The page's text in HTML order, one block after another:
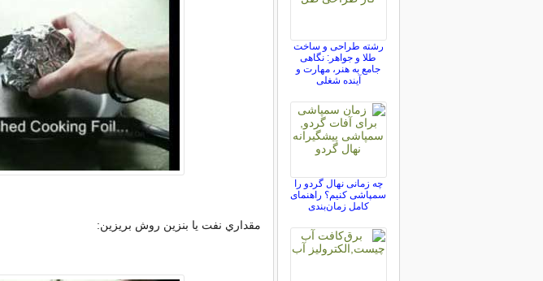
مقداري نفت يا بنزين روش بريزين:
رشته طراحی و ساخت
طلا و جواهر: نگاهی
جامع به هنر، مهارت و
آینده شغلی
چه زمانی نهال گردو را
سمپاشی کنیم؟ راهنمای
کامل زمان‌بندی